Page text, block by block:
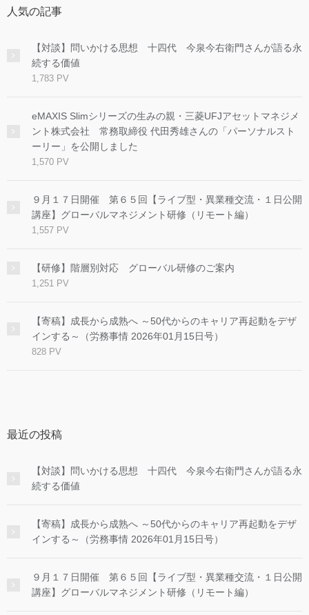
人気の記事
【対談】問いかける思想 十四代 今泉今右衛門さんが語る永
続する価値
1,783 PV
eMAXIS Slimシリーズの生みの親・三菱UFJアセットマネジメ
ント株式会社 常務取締役 代田秀雄さんの「パーソナルスト
ーリー」を公開しました
1,570 PV
９月１７日開催 第６５回【ライブ型・異業種交流・１日公開
講座】グローバルマネジメント研修（リモート編）
1,557 PV
【研修】階層別対応 グローバル研修のご案内
1,251 PV
【寄稿】成長から成熟へ ～50代からのキャリア再起動をデザ
インする～（労務事情 2026年01月15日号）
828 PV
最近の投稿
【対談】問いかける思想 十四代 今泉今右衛門さんが語る永
続する価値
【寄稿】成長から成熟へ ～50代からのキャリア再起動をデザ
インする～（労務事情 2026年01月15日号）
９月１７日開催 第６５回【ライブ型・異業種交流・１日公開
講座】グローバルマネジメント研修（リモート編）